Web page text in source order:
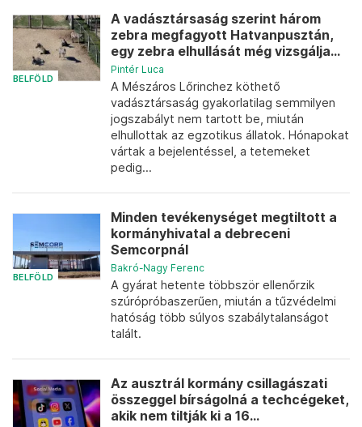
BELFÖLD
A vadásztársaság szerint három
zebra megfagyott Hatvanpusztán,
egy zebra elhullását még vizsgálja...
Pintér Luca
A Mészáros Lőrinchez köthető
vadásztársaság gyakorlatilag semmilyen
jogszabályt nem tartott be, miután
elhullottak az egzotikus állatok. Hónapokat
vártak a bejelentéssel, a tetemeket
pedig...
BELFÖLD
Minden tevékenységet megtiltott a
kormányhivatal a debreceni
Semcorpnál
Bakró-Nagy Ferenc
A gyárat hetente többször ellenőrzik
szúrópróbaszerűen, miután a tűzvédelmi
hatóság több súlyos szabálytalanságot
talált.
Az ausztrál kormány csillagászati
összeggel bírságolná a techcégeket,
akik nem tiltják ki a 16...